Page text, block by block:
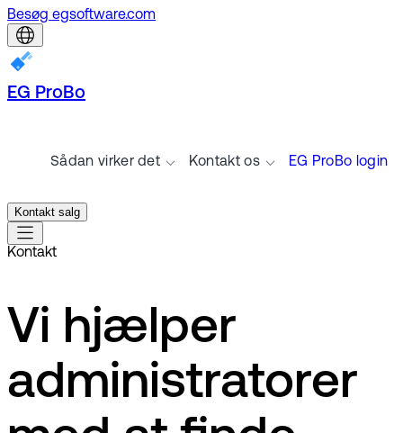
Besøg egsoftware.com
EG ProBo
Sådan virker det Kontakt os EG ProBo login
Kontakt salg
Kontakt
Vi hjælper
administratorer